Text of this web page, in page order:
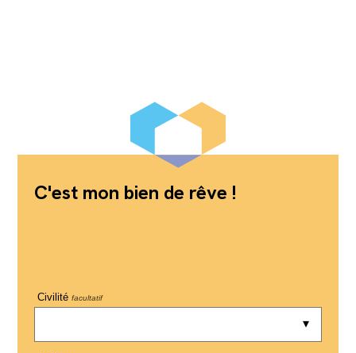
C'est mon bien de rêve !
Civilité facultatif